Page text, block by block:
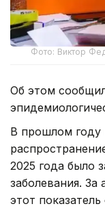
Фото: Виктор
Об этом
В прошлом году
2025 года было
заболевания. За
этот